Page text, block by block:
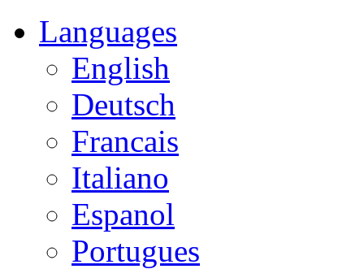
Languages
English
Deutsch
Francais
Italiano
Espanol
Portugues